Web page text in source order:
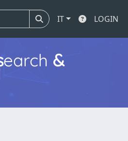
IT LOGIN
earch &